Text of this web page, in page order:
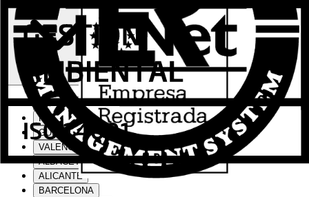
CENTRAL | VALENCIA
FÁBRICA | VALENCIA
GUÍAS | VALENCIA
VALENCIA
ALBACETE
ALICANTE
BARCELONA